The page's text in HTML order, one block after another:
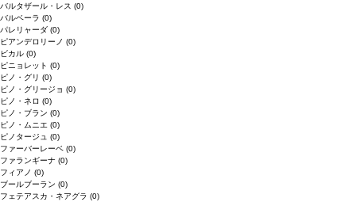
バルタザール・レス (0)
バルベーラ (0)
パレリャーダ (0)
ピアンデロリーノ (0)
ビカル (0)
ピニョレット (0)
ピノ・グリ (0)
ピノ・グリージョ (0)
ピノ・ネロ (0)
ピノ・ブラン (0)
ピノ・ムニエ (0)
ピノタージュ (0)
ファーバーレーベ (0)
ファランギーナ (0)
フィアノ (0)
ブールブーラン (0)
フェテアスカ・ネアグラ (0)